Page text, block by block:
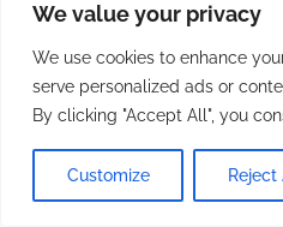
We value your privacy
We use cookies to enhance
serve personalized ads or
By clicking "Accept All", you
Customize Reject
© Stevns Erhverv 2023 |